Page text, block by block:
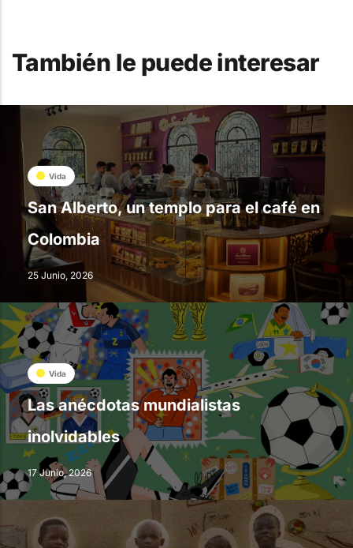
También le puede interesar
Vida
San Alberto, un templo para el café en
Colombia
25 Junio, 2026
Vida
Las anécdotas mundialistas
inolvidables
17 Junio, 2026